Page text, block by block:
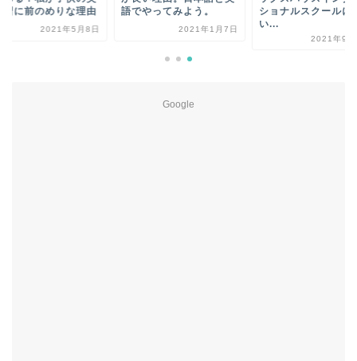
習に前のめりな理由
2021年5月8日
語でやってみよう。
2021年1月7日
ショナルスクールに
い...
2021年9
Google